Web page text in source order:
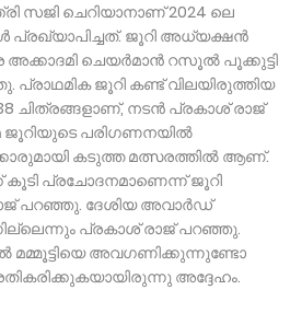
സജി ചെറിയാനാണ് 2024 ലെ
പ്രഖ്യാപിച്ചത്. ജൂറി അധ്യക്ഷന്‍
അക്കാദമി ചെയര്‍മാന്‍ റസൂല്‍ പൂക്കുട്ടി
പ്രാഥമിക ജൂറി കണ്ട് വിലയിരുത്തിയ
ചിത്രങ്ങളാണ്, നടന്‍ പ്രകാശ് രാജ്
പരിഗണനയില്‍
കടുത്ത മത്സരത്തിൽ ആണ്.
കൂടി പ്രചോദനമാണെന്ന് ജൂറി
പറഞ്ഞു. ദേശിയ അവാർഡ്
പ്രകാശ് രാജ് പറഞ്ഞു.
മമ്മൂട്ടിയെ അവഗണിക്കുന്നുണ്ടോ
അദ്ദേഹം.